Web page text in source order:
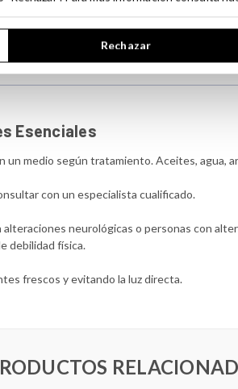
formulaciones y rutinas de cuidado
Esenciales
medio según tratamiento. Aceites, agua,
con un especialista cualificado.
neurológicas o personas con
debilidad física.
frescos y evitando la luz directa.
Rechazar